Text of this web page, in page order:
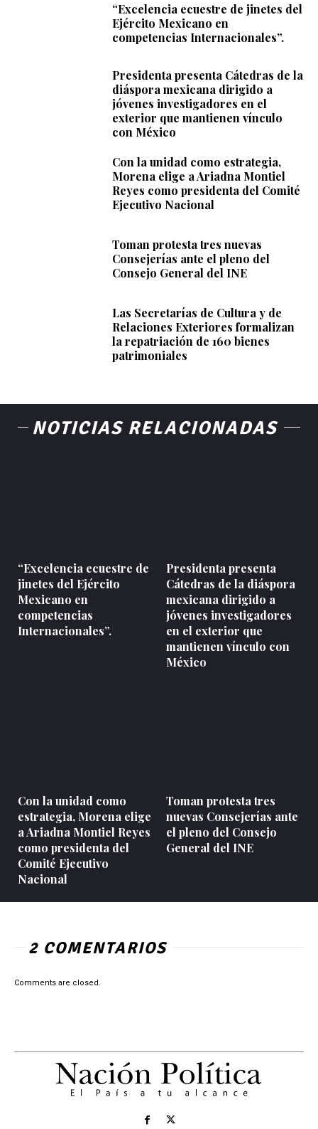
“Excelencia ecuestre de jinetes del
Ejército Mexicano en
competencias Internacionales”.
Presidenta presenta Cátedras de la
diáspora mexicana dirigido a
jóvenes investigadores en el
exterior que mantienen vínculo
con México
Con la unidad como estrategia,
Morena elige a Ariadna Montiel
Reyes como presidenta del Comité
Ejecutivo Nacional
Toman protesta tres nuevas
Consejerías ante el pleno del
Consejo General del INE
Las Secretarías de Cultura y de
Relaciones Exteriores formalizan
la repatriación de 160 bienes
patrimoniales
NOTICIAS RELACIONADAS
“Excelencia ecuestre de
jinetes del Ejército
Mexicano en
competencias
Internacionales”.
Presidenta presenta
Cátedras de la diáspora
mexicana dirigido a
jóvenes investigadores
en el exterior que
mantienen vínculo con
México
Con la unidad como
estrategia, Morena elige
a Ariadna Montiel Reyes
como presidenta del
Comité Ejecutivo
Nacional
Toman protesta tres
nuevas Consejerías ante
el pleno del Consejo
General del INE
2 COMENTARIOS
Comments are closed.